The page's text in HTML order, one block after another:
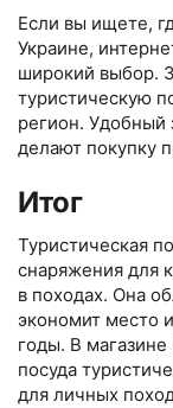
Если вы ищете,
Украине,
широкий выбор.
туристическую
регион. Удобный
делают покупку
Итог
Туристическая
снаряжения для
в походах. Она
экономит место
годы. В
посуда
для личных